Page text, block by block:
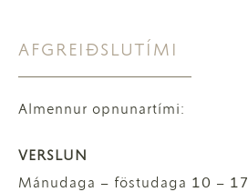
AFGREIÐSLUTÍMI
Almennur opnunartími:
VERSLUN
Mánudaga – föstudaga 10 – 17